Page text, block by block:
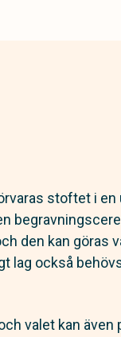
stoftet i en
den kan göras
lag också
valet kan även